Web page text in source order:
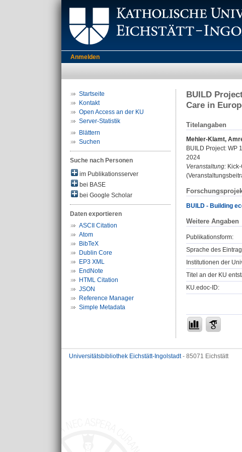
Anmelden
Startseite
Kontakt
Open Access an der KU
Server-Statistik
Blättern
Suchen
Suche nach Personen
im Publikationsserver
bei BASE
bei Google Scholar
Daten exportieren
ASCII Citation
Atom
BibTeX
Dublin Core
EP3 XML
EndNote
HTML Citation
JSON
Reference Manager
Simple Metadata
BUILD
Care in
Titelangaben
Mehler-Klamt,
BUILD Project: WP
2024
Veranstaltung:
BUILD - Building
Weitere Angaben
Publikationsform:
Sprache des
Institutionen der
Titel an der KU
KU.edoc-ID:
Universitätsbibliothek Eichstätt-Ingolstadt- 85071 Eichstätt